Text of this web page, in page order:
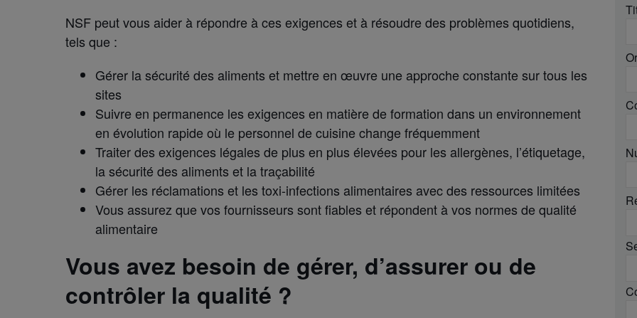
NSF peut vous aider à répondre à ces exigences et à résoudre des problèmes quotidiens,
tels que :
Gérer la sécurité des aliments et mettre en œuvre une approche constante sur tous les
sites
Suivre en permanence les exigences en matière de formation dans un environnement
en évolution rapide où le personnel de cuisine change fréquemment
Traiter des exigences légales de plus en plus élevées pour les allergènes, l’étiquetage,
la sécurité des aliments et la traçabilité
Gérer les réclamations et les toxi-infections alimentaires avec des ressources limitées
Vous assurez que vos fournisseurs sont fiables et répondent à vos normes de qualité
alimentaire
Vous avez besoin de gérer, d’assurer ou de
contrôler la qualité ?